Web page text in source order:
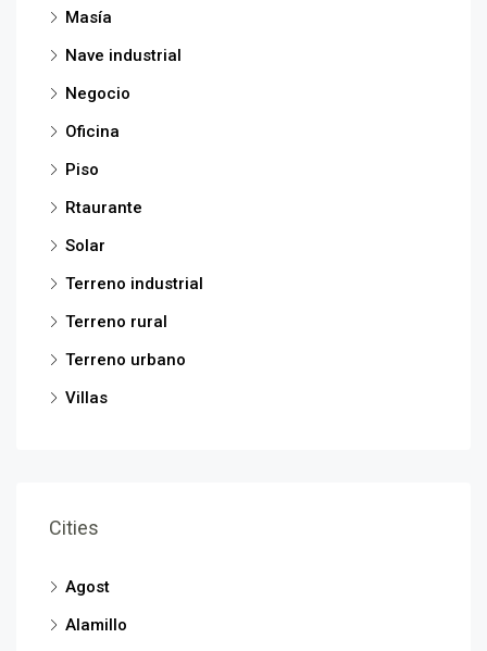
Masía
Nave industrial
Negocio
Oficina
Piso
Rtaurante
Solar
Terreno industrial
Terreno rural
Terreno urbano
Villas
Cities
Agost
Alamillo